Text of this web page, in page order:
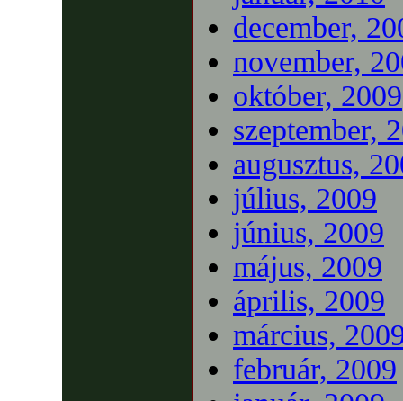
december,
november,
október, 2009
szeptember,
augusztus,
július, 2009
június, 2009
május, 2009
április, 2009
március,
február, 2009